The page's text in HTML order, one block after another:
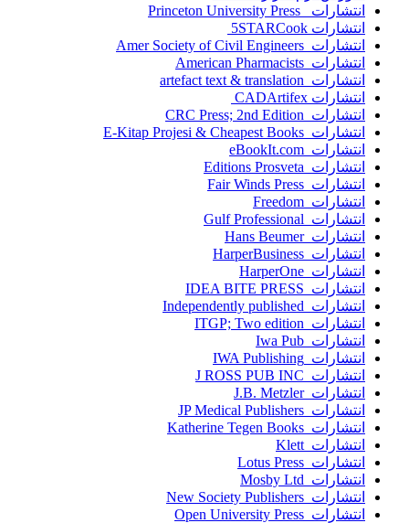
انتشارات Princeton University Press
انتشارات ‎ 5STARCook
انتشارات Amer Society of Civil Engineers
انتشارات American Pharmacists
انتشارات artefact text & translation
انتشارات ‎ CADArtifex
انتشارات CRC Press; 2nd Edition
انتشارات E-Kitap Projesi & Cheapest Books
انتشارات eBookIt.com
انتشارات Editions Prosveta
انتشارات Fair Winds Press
انتشارات Freedom
انتشارات Gulf Professional
انتشارات Hans Beumer
انتشارات HarperBusiness
انتشارات HarperOne
انتشارات IDEA BITE PRESS
انتشارات Independently published
انتشارات ITGP; Two edition
انتشارات Iwa Pub
انتشارات IWA Publishing
انتشارات J ROSS PUB INC
انتشارات J.B. Metzler
انتشارات JP Medical Publishers
انتشارات Katherine Tegen Books
انتشارات Klett
انتشارات Lotus Press
انتشارات Mosby Ltd
انتشارات New Society Publishers
انتشارات Open University Press